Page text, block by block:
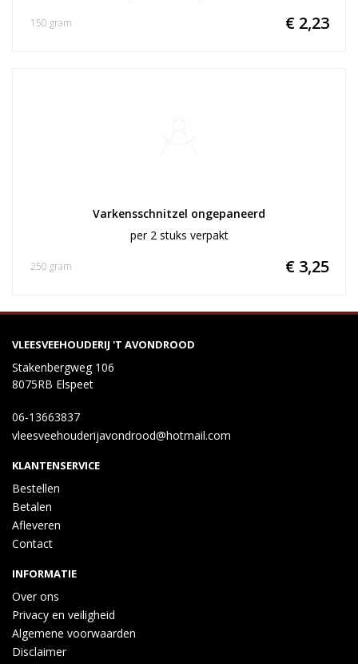
€ 2,23
150 gram
Varkensschnitzel ongepaneerd
per 2 stuks verpakt
€ 3,25
250 gram
VLEESVEEHOUDERIJ 'T AVONDROOD
Stakenbergweg 106
8075RB Elspeet
06-13663837
vleesveehouderijavondrood@hotmail.com
KLANTENSERVICE
Bestellen
Betalen
Afleveren
Contact
INFORMATIE
Over ons
Privacy en veiligheid
Algemene voorwaarden
Disclaimer